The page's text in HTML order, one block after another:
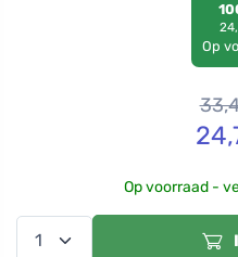
Op
Op voorraad -